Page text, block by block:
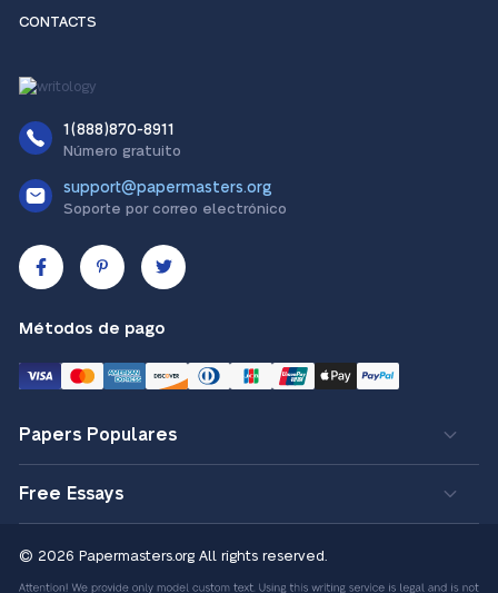
CONTACTS
1(888)870-8911
Número gratuito
support@papermasters.org
Soporte por correo electrónico
Métodos de pago
Papers Populares
Free Essays
© 2026 Papermasters.org All rights reserved.